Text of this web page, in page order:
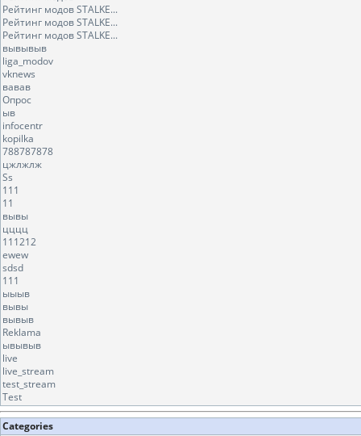
Рейтинг модов STALKE...
Рейтинг модов STALKE...
Рейтинг модов STALKE...
вывывыв
liga_modov
vknews
вавав
Опрос
ыв
infocentr
kopilka
788787878
цжлжлж
Ss
111
11
вывы
цццц
111212
ewew
sdsd
111
ыыыв
вывы
вывыв
Reklama
ывывыв
live
live_stream
test_stream
Test
Categories